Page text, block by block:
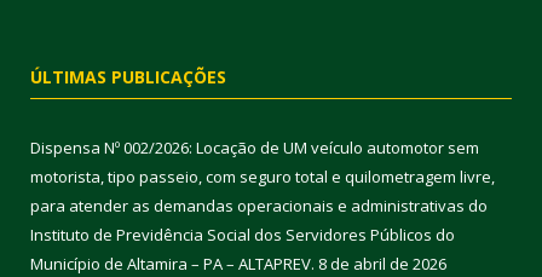
ÚLTIMAS PUBLICAÇÕES
Dispensa Nº 002/2026: Locação de UM veículo automotor sem
motorista, tipo passeio, com seguro total e quilometragem livre,
para atender as demandas operacionais e administrativas do
Instituto de Previdência Social dos Servidores Públicos do
Município de Altamira – PA – ALTAPREV. 8 de abril de 2026